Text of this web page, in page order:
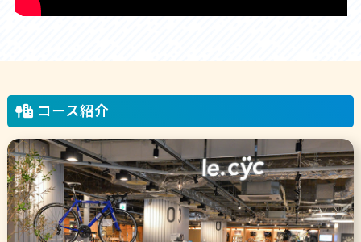
コース紹介